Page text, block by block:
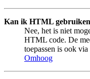
Kan ik HTML
Nee, het is niet
HTML code. De
toepassen is ook
Omhoog